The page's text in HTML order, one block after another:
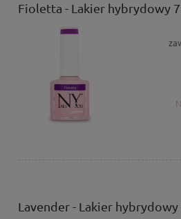
Fioletta - Lakier hybrydowy
Lavender - Lakier